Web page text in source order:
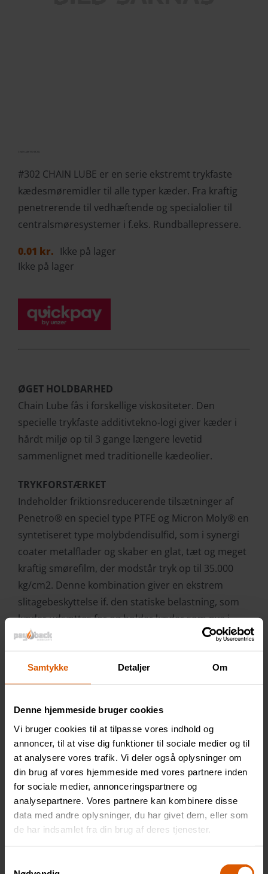
Samtykke Detaljer Om
Denne hjemmeside bruger cookies
Vi bruger cookies til at tilpasse vores indhold og
annoncer, til at vise dig funktioner til sociale medier og til
at analysere vores trafik. Vi deler også oplysninger om
din brug af vores hjemmeside med vores partnere inden
for sociale medier, annonceringspartnere og
analysepartnere. Vores partnere kan kombinere disse
data med andre oplysninger, du har givet dem, eller som
de har indsamlet fra din brug af deres tjenester.
Chain Lube VG 68 20L
#302 CHAIN LUBE er en serie ekstremt trykfaste
kædesmøremidler til alle typer kæder. Fra kraftig
penetrerende til vedhæftende og specialolier til
centralsmøresystemer i f.eks. Rundballepressere.
0.01 kr. Ikke på lager
Ikke på lager
ØGET HOLDBARHED
Chain Lube fås i forskellige viskositeter. Den
specielle trykfaste additivtekno-logi giver kæder i
hårdt miljø op til 3 gange længere levetid
sammenlignet med traditionelle kædeolier.
TRYKFORSTÆRKET
Indeholder friktionsreducerende tilsætninger af
Penetro® en speciel type PTFE og Micron Moly® en
syntetiseret type molybdendisulfid, som i synergi
coater metalflader og skaber en glat, tæt og meget
kraftig smørefilm, der modstår tryk op til 35.000
kg/cm2. Denne kombination giver en ekstrem
slitagebeskyttelse if. den statiske belastning, som
kæder udsættes for og holder kæder som nye i
lang tid.
CHAIN LUBE MOTORBIKE (VG 22)
En gennemsigtig kædeolie med høj renseeffekt,
og ekstremt trykbestandighed. Trænger let ind i led
og ruller i O-ringskæder. Fremragende til mindre
kæder og forlænger levetiden markant på
motocrosskæder som udsættes for meget
snavsede miljøer.
CHAIN LUBE MOLY (VG 150)
En penetrerende, drypfri og vedhæftende olie til
grovere kæder ved alle hastigheder.